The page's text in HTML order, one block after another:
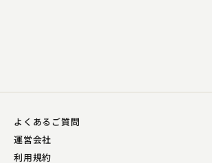
よくあるご質問
運営会社
利用規約